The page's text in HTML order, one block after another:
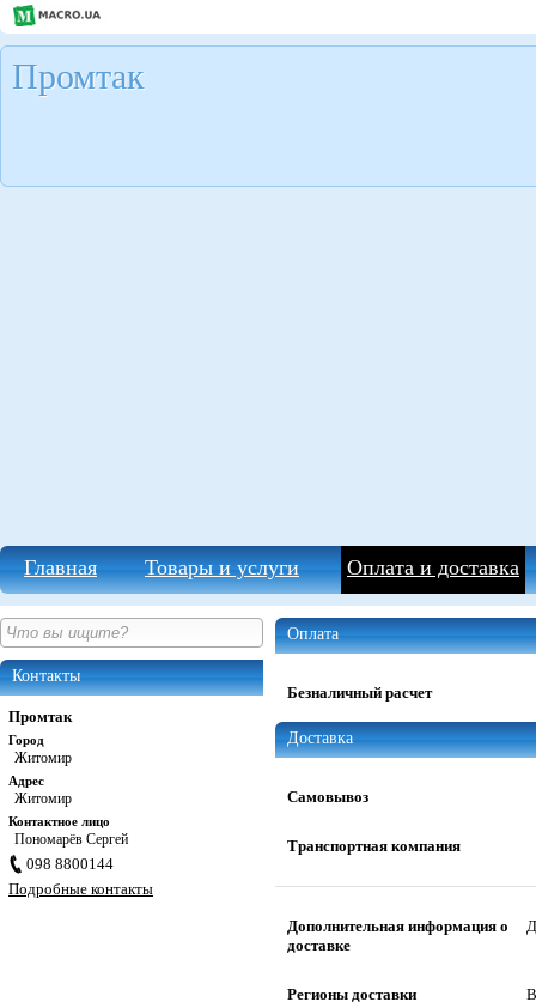
Промтак
Главная Товары и услуги Оплата и доставка
Контакты
Промтак
Город
Житомир
Адрес
Житомир
Контактное лицо
Пономарёв Сергей
098 8800144
Подробные контакты
Оплата
Безналичный расчет
Доставка
Самовывоз
Транспортная компания
Дополнительная информация о
доставке
Регионы доставки